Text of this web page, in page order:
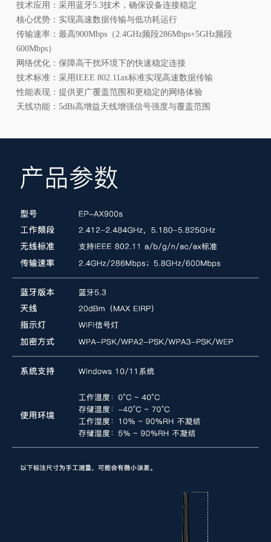
技术应用：采用蓝牙5.3技术，确保设备连接稳定
核心优势：实现高速数据传输与低功耗运行
传输速率：最高900Mbps（2.4GHz频段286Mbps+5GHz频段
600Mbps）
网络优化：保障高干扰环境下的快速稳定连接
技术标准：采用IEEE 802.11ax标准实现高速数据传输
性能表现：提供更广覆盖范围和更稳定的网络体验
天线功能：5dBi高增益天线增强信号强度与覆盖范围